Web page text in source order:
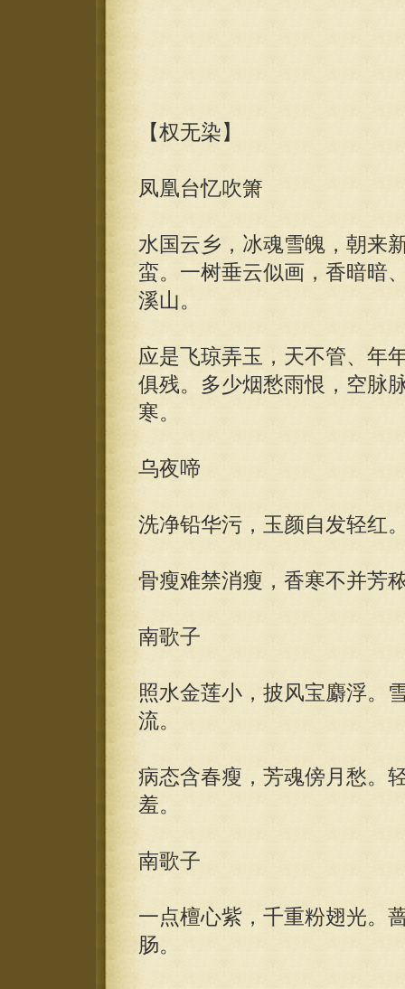
【权无染】
凤凰台忆吹箫
水国云乡，冰魂雪魄，朝来
蛮。一树垂云似画，香暗暗
溪山。
应是飞琼弄玉，天不管、年
俱残。多少烟愁雨恨，空脉
寒。
乌夜啼
洗净铅华污，玉颜自发轻红
骨瘦难禁消瘦，香寒不并芳
南歌子
照水金莲小，披风宝麝浮。
流。
病态含春瘦，芳魂傍月愁。
羞。
南歌子
一点檀心紫，千重粉翅光。
肠。